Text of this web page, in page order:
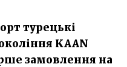
турецькі
KAAN
замовлення на